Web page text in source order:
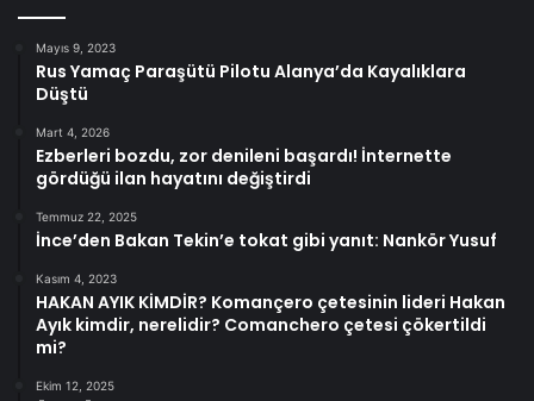
Mayıs 9, 2023
Rus Yamaç Paraşütü Pilotu Alanya’da Kayalıklara
Düştü
Mart 4, 2026
Ezberleri bozdu, zor denileni başardı! İnternette
gördüğü ilan hayatını değiştirdi
Temmuz 22, 2025
İnce’den Bakan Tekin’e tokat gibi yanıt: Nankör Yusuf
Kasım 4, 2023
HAKAN AYIK KİMDİR? Komançero çetesinin lideri Hakan
Ayık kimdir, nerelidir? Comanchero çetesi çökertildi
mi?
Ekim 12, 2025